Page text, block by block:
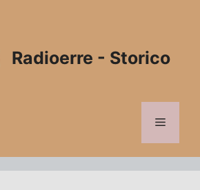
Radioerre - Storico
Menu